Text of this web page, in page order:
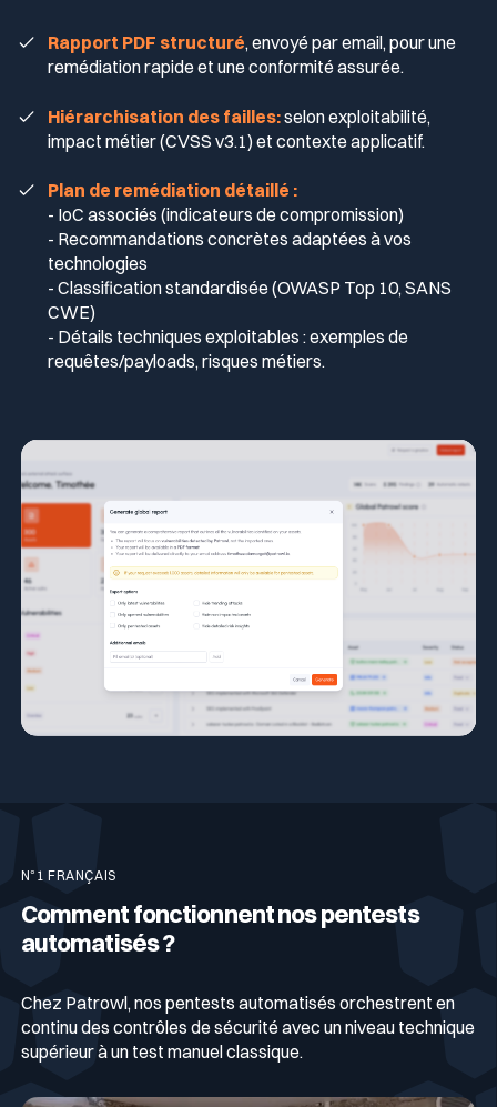
Rapport PDF structuré, envoyé par email, pour une
remédiation rapide et une conformité assurée.
Hiérarchisation des failles:selon exploitabilité,
impact métier (CVSS v3.1) et contexte applicatif.
Plan de remédiation détaillé :
- IoC associés (indicateurs de compromission)
- Recommandations concrètes adaptées à vos
technologies
- Classification standardisée (OWASP Top 10, SANS
CWE)
- Détails techniques exploitables : exemples de
requêtes/payloads, risques métiers.
N°1 FRANÇAIS
Comment fonctionnent nos pentests
automatisés ?
Chez Patrowl, nos pentests automatisés orchestrent en
continu des contrôles de sécurité avec un niveau technique
supérieur à un test manuel classique.